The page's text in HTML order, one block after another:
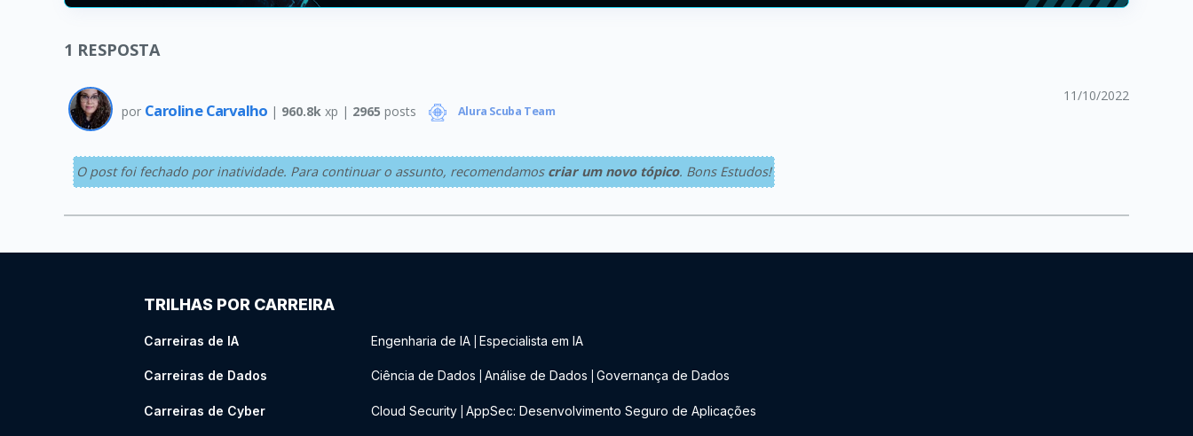
1 RESPOSTA
por Caroline Carvalho | 960.8k xp | 2965 posts Alura Scuba Team
11/10/2022
O post foi fechado por inatividade. Para continuar o assunto, recomendamos criar um novo tópico. Bons Estudos!
TRILHAS POR CARREIRA
Carreiras de IA Engenharia de IA Especialista em IA
Carreiras de Dados Ciência de Dados Análise de Dados Governança de Dados
Carreiras de Cyber Cloud Security AppSec: Desenvolvimento Seguro de Aplicações